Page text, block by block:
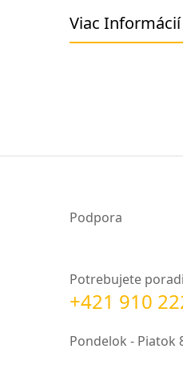
Viac Informácií
Podpora
Potrebujete
+421 910
Pondelok - Piatok